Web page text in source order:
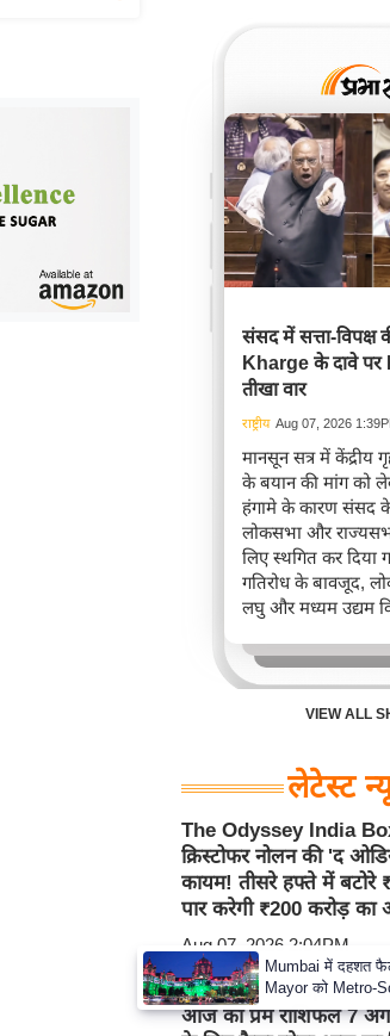
संसद में सत्ता-विपक्ष
Kharge के दावे
तीखा वार
राष्ट्रीय Aug 07, 2026
मानसून सत्र में केंद्रीय
के बयान की मांग को
हंगामे के कारण संसद के
लोकसभा और
लिए स्थगित कर दिया
गतिरोध के बावजूद,
लघु और मध्यम उद्यम
उद्देश्य MSME क्षेत्र
अनुपालन को सरल
VIEW ALL
लेटेस्ट
The Odyssey India
क्रिस्टोफर नोलन की 'द
कायम! तीसरे हफ्ते में बटोरे
पार करेगी ₹200 करोड़
Aug 07, 2026 2:04PM
Love Horoscope For
आज का प्रेम राशिफल 7
Mumbai में दहशत
Mayor को Metro-
धमकी